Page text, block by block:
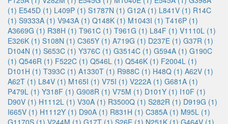
(1) E545D (1) L409P (1) S1787N (1) G12A (1) L841V (1) R14C
(1) S9333A (1) V943A (1) Q148K (1) M1043I (1) T416P (1)
A3669G (1) R38H (1) T961C (1) T961G (1) L84F (1) V1110L (1)
E326K (1) S108N (1) C365Y (1) A719G (1) D237E (1) G37R (1)
D104N (1) S653C (1) Y376C (1) G3514C (1) G594A (1) G190C
(1) Q546R (1) F522C (1) Q546L (1) Q546K (1) F2004L (1)
D101H (1) T393C (1) A1330T (1) R988C (1) H48Q (1) A62V (1)
A62T (1) L84V (1) M165I (1) V75I (1) V222A (1) G681A (1)
P479L (1) Y318F (1) G908R (1) V75M (1) D101Y (1) I10F (1)
D90V (1) H1112L (1) V30A (1) R3500Q (1) S282R (1) D919G (1)
I665V (1) H1112Y (1) D90A (1) R831H (1) C385A (1) M95L (1)
G1170S (1) V244M (1) G17T (1) S26E (1) N251K (1) G464V (1)